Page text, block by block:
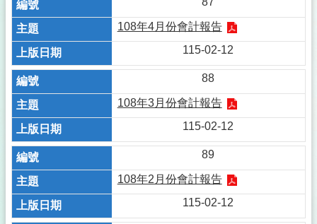
108年4月份會計報告
115-02-12
88
108年3月份會計報告
115-02-12
89
108年2月份會計報告
115-02-12